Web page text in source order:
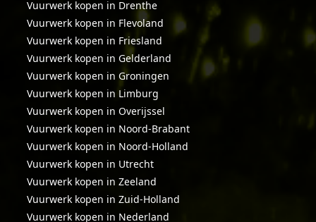
Vuurwerk kopen in Drenthe
Vuurwerk kopen in Flevoland
Vuurwerk kopen in Friesland
Vuurwerk kopen in Gelderland
Vuurwerk kopen in Groningen
Vuurwerk kopen in Limburg
Vuurwerk kopen in Overijssel
Vuurwerk kopen in Noord-Brabant
Vuurwerk kopen in Noord-Holland
Vuurwerk kopen in Utrecht
Vuurwerk kopen in Zeeland
Vuurwerk kopen in Zuid-Holland
Vuurwerk kopen in Nederland